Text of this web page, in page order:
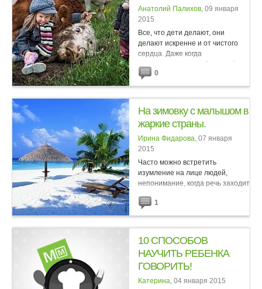
Анатолий Палихов, 09 января
2015
Все, что дети делают, они
делают искренне и от чистого
сердца. Даже когда
раскрашивают синей краской
ваш белый ковер или
измазываются по уши в грязи.
ни секунды не...
0
На зимовку с малышом в
жаркие страны.
Ирина Фидарова, 07 января
2015
Часто можно встретить
изумление на лице людей,
непонимание, когда речь заходит
о путешествиях с грудничком. А
когда семьи с детьми из
северных регионов России всю
люди...
1
10 СПОСОБОВ
НАУЧИТЬ РЕБЕНКА
ГОВОРИТЬ!
Катерина, 04 января 2015